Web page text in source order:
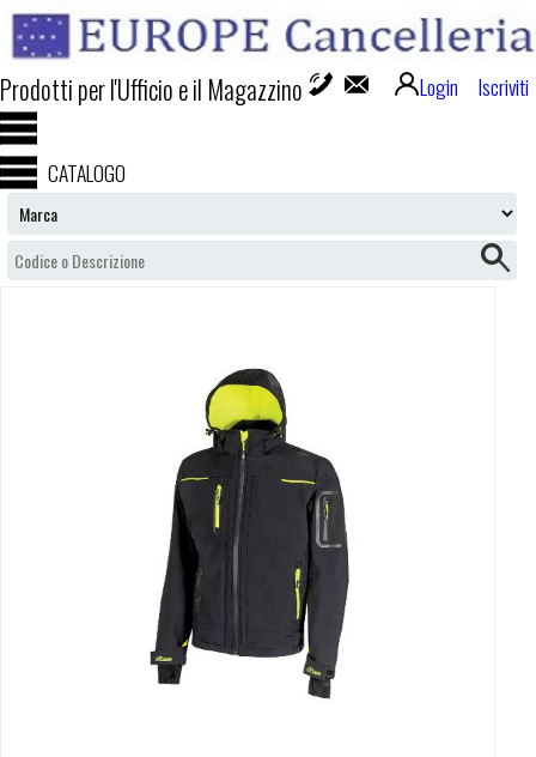
Prodotti per l'Ufficio e il Magazzino Login Iscriviti
CATALOGO